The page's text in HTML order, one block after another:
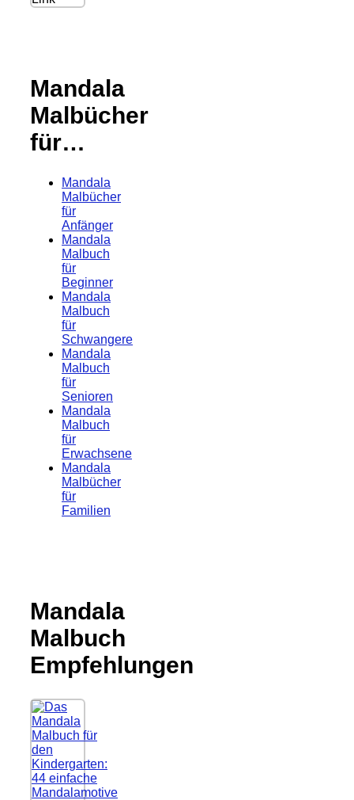
Mandala
Malbücher
für…
Mandala
Malbücher
für
Anfänger
Mandala
Malbuch
für
Beginner
Mandala
Malbuch
für
Schwangere
Mandala
Malbuch
für
Senioren
Mandala
Malbuch
für
Erwachsene
Mandala
Malbücher
für
Familien
Mandala
Malbuch
Empfehlungen